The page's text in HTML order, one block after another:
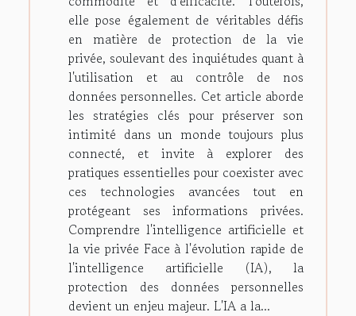
elle pose également de véritables défis
en matière de protection de la vie
privée, soulevant des inquiétudes quant à
l'utilisation et au contrôle de nos
données personnelles. Cet article aborde
les stratégies clés pour préserver son
intimité dans un monde toujours plus
connecté, et invite à explorer des
pratiques essentielles pour coexister avec
ces technologies avancées tout en
protégeant ses informations privées.
Comprendre l'intelligence artificielle et
la vie privée Face à l'évolution rapide de
l'intelligence artificielle (IA), la
protection des données personnelles
devient un enjeu majeur. L'IA a la...